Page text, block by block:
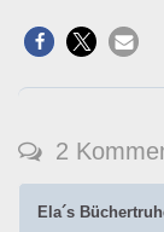
2
Ela´s